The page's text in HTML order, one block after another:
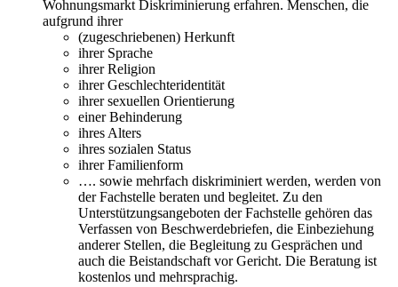
Wohnungsmarkt Diskriminierung erfahren. Menschen, die
aufgrund ihrer
(zugeschriebenen) Herkunft
ihrer Sprache
ihrer Religion
ihrer Geschlechteridentität
ihrer sexuellen Orientierung
einer Behinderung
ihres Alters
ihres sozialen Status
ihrer Familienform
…. sowie mehrfach diskriminiert werden, werden von
der Fachstelle beraten und begleitet. Zu den
Unterstützungsangeboten der Fachstelle gehören das
Verfassen von Beschwerdebriefen, die Einbeziehung
anderer Stellen, die Begleitung zu Gesprächen und
auch die Beistandschaft vor Gericht. Die Beratung ist
kostenlos und mehrsprachig.